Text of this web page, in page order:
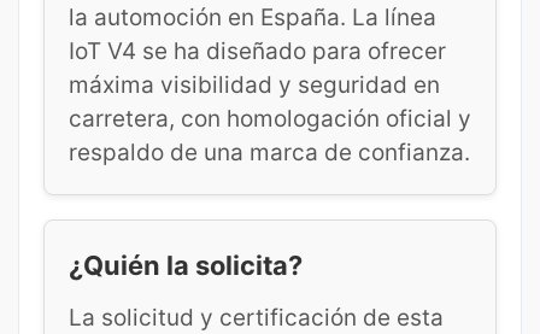
la automoción en España. La línea
IoT V4 se ha diseñado para ofrecer
máxima visibilidad y seguridad en
carretera, con homologación oficial y
respaldo de una marca de confianza.
¿Quién la solicita?
La solicitud y certificación de esta